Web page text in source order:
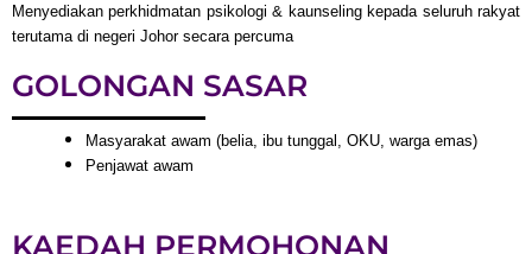
Menyediakan perkhidmatan psikologi & kaunseling kepada seluruh rakyat
terutama di negeri Johor secara percuma
GOLONGAN SASAR
Masyarakat awam (belia, ibu tunggal, OKU, warga emas)
Penjawat awam
KAEDAH PERMOHONAN